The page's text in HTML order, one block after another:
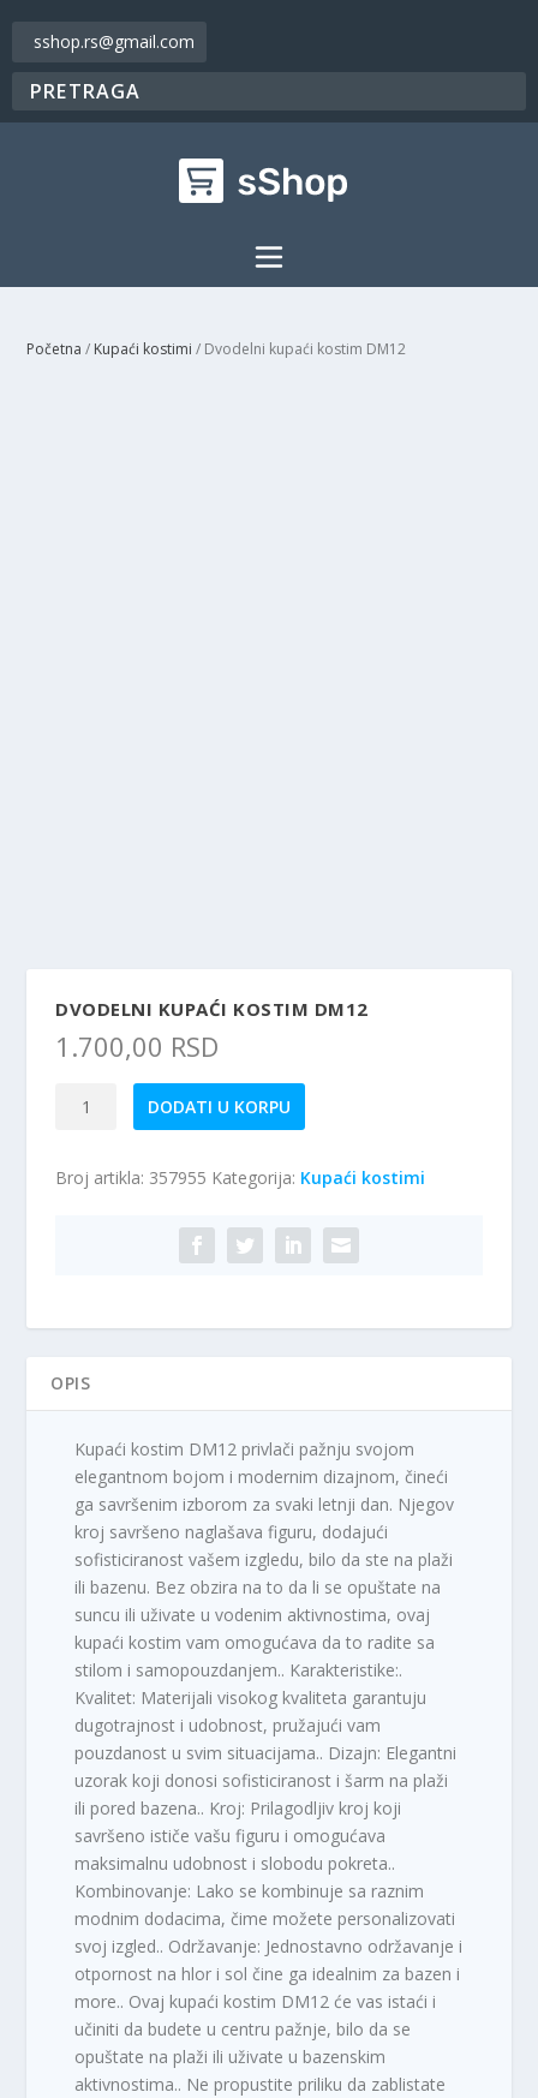
sshop.rs@gmail.com
Početna / Kupaći kostimi / Dvodelni kupaći kostim DM12
DVODELNI KUPAĆI KOSTIM DM12
1.700,00 RSD
DM12
DODATI U KORPU
Broj artikla: 357955 Kategorija: Kupaći kostimi
OPIS
Kupaći kostim DM12 privlači pažnju svojom
elegantnom bojom i modernim dizajnom, čineći
ga savršenim izborom za svaki letnji dan. Njegov
kroj savršeno naglašava figuru, dodajući
sofisticiranost vašem izgledu, bilo da ste na plaži
ili bazenu. Bez obzira na to da li se opuštate na
suncu ili uživate u vodenim aktivnostima, ovaj
kupaći kostim vam omogućava da to radite sa
stilom i samopouzdanjem.. Karakteristike:.
Kvalitet: Materijali visokog kvaliteta garantuju
dugotrajnost i udobnost, pružajući vam
pouzdanost u svim situacijama.. Dizajn: Elegantni
uzorak koji donosi sofisticiranost i šarm na plaži
ili pored bazena.. Kroj: Prilagodljiv kroj koji
savršeno ističe vašu figuru i omogućava
maksimalnu udobnost i slobodu pokreta..
Kombinovanje: Lako se kombinuje sa raznim
modnim dodacima, čime možete personalizovati
svoj izgled.. Održavanje: Jednostavno održavanje i
otpornost na hlor i sol čine ga idealnim za bazen i
more.. Ovaj kupaći kostim DM12 će vas istaći i
učiniti da budete u centru pažnje, bilo da se
opuštate na plaži ili uživate u bazenskim
aktivnostima.. Ne propustite priliku da zablistate